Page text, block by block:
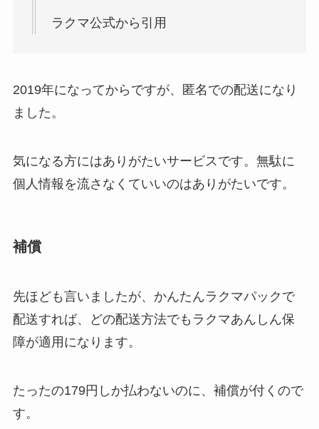
ラクマ公式から引用
2019年になってからですが、匿名での配送になり
ました。
気になる方にはありがたいサービスです。無駄に
個人情報を流さなくていいのはありがたいです。
補償
先ほども言いましたが、かんたんラクマパックで
配送すれば、どの配送方法でもラクマあんしん保
障が適用になります。
たったの179円しか払わないのに、補償が付くので
す。